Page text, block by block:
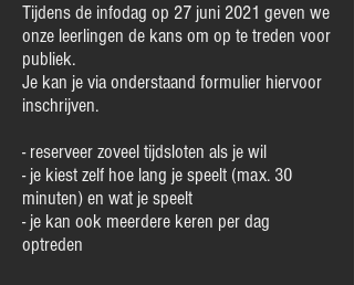
Tijdens de infodag op 27 juni 2021 geven we
onze leerlingen de kans om op te treden voor
publiek.
Je kan je via onderstaand formulier hiervoor
inschrijven.
- reserveer zoveel tijdsloten als je wil
- je kiest zelf hoe lang je speelt (max. 30
minuten) en wat je speelt
- je kan ook meerdere keren per dag
optreden